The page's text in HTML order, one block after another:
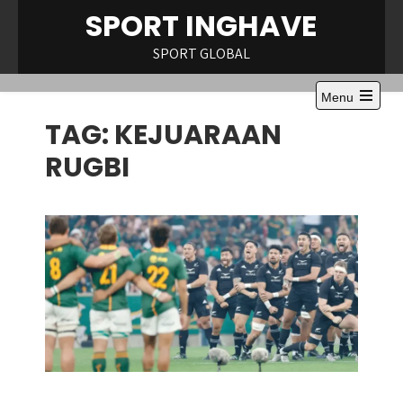
SPORT INGHAVE
SPORT GLOBAL
Menu
Open
TAG: KEJUARAAN
RUGBI